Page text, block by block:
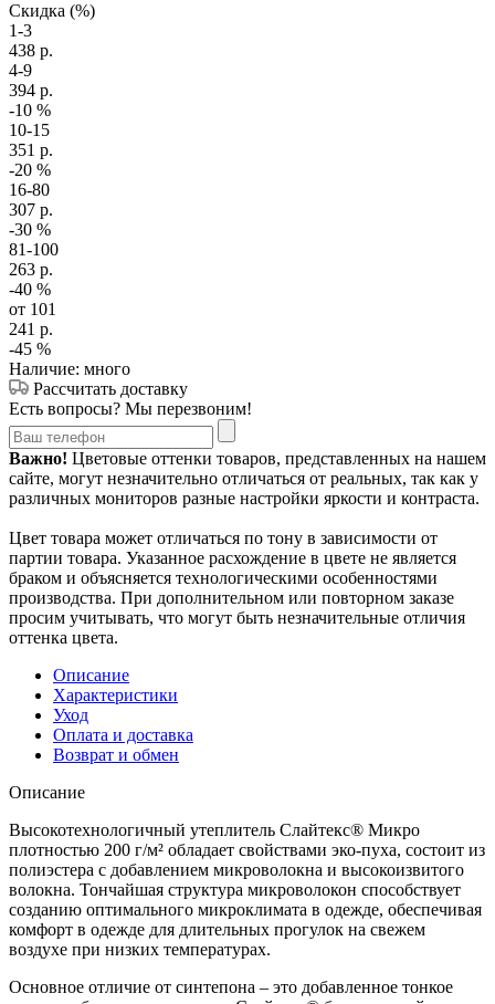
Скидка (%)
1-3
438 р.
4-9
394 р.
-10 %
10-15
351 р.
-20 %
16-80
307 р.
-30 %
81-100
263 р.
-40 %
от 101
241 р.
-45 %
Наличие: много
Рассчитать доставку
Есть вопросы? Мы перезвоним!
Важно! Цветовые оттенки товаров, представленных на нашем
сайте, могут незначительно отличаться от реальных, так как у
различных мониторов разные настройки яркости и контраста.
Цвет товара может отличаться по тону в зависимости от
партии товара. Указанное расхождение в цвете не является
браком и объясняется технологическими особенностями
производства. При дополнительном или повторном заказе
просим учитывать, что могут быть незначительные отличия
оттенка цвета.
Описание
Характеристики
Уход
Оплата и доставка
Возврат и обмен
Описание
Высокотехнологичный утеплитель Слайтекс® Микро
плотностью 200 г/м² обладает свойствами эко-пуха, состоит из
полиэстера с добавлением микроволокна и высокоизвитого
волокна. Тончайшая структура микроволокон способствует
созданию оптимального микроклимата в одежде, обеспечивая
комфорт в одежде для длительных прогулок на свежем
воздухе при низких температурах.
Основное отличие от синтепона – это добавленное тонкое